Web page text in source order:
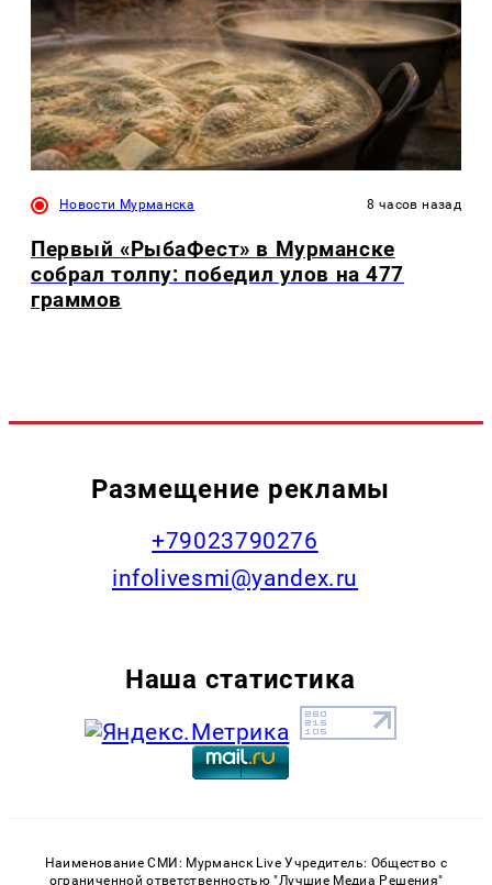
Новости Мурманска 8 часов назад
Первый «РыбаФест» в Мурманске
собрал толпу: победил улов на 477
граммов
Размещение рекламы
+79023790276
infolivesmi@yandex.ru
Наша статистика
Наименование СМИ: Мурманск Live Учредитель: Общество с
ограниченной ответственностью "Лучшие Медиа Решения"